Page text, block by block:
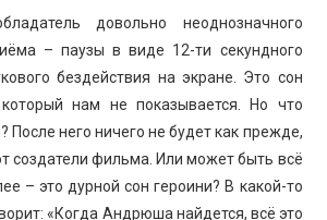
довольно неоднозначного
– паузы в виде 12-ти секундного
бездействия на экране. Это сон
который нам не показывается. Но что
После него ничего не будет как прежде,
создатели фильма. Или может быть всё
– это дурной сон героини? В какой-то
«Когда Андрюша найдется, всё это